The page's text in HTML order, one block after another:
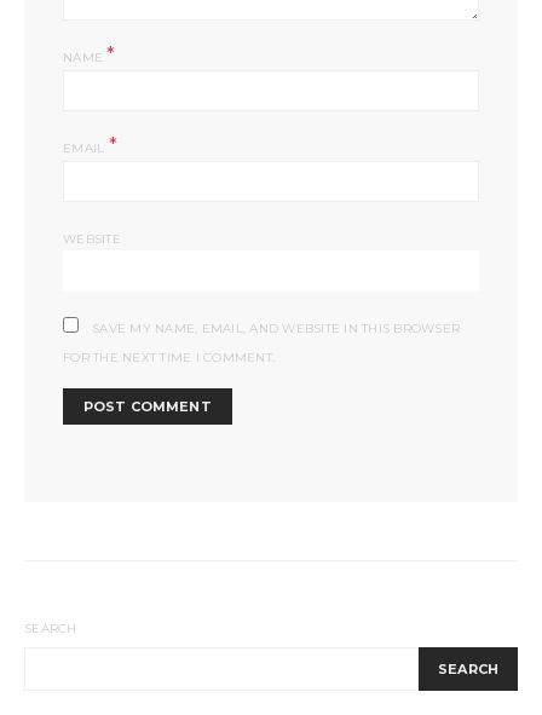
NAME *
EMAIL *
WEBSITE
SAVE MY NAME, EMAIL, AND WEBSITE IN THIS BROWSER
FOR THE NEXT TIME I COMMENT.
SEARCH
SEARCH